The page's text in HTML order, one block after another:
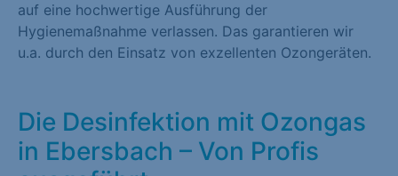
auf eine hochwertige Ausführung der
Hygienemaßnahme verlassen. Das garantieren wir
u.a. durch den Einsatz von exzellenten Ozongeräten.
Die Desinfektion mit Ozongas
in Ebersbach – Von Profis